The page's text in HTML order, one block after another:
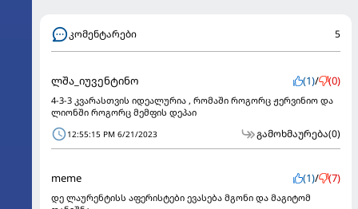
კომენტარები 5
ლშა_იუვენტინო (1)/ (0)
4-3-3 კვარასთვის იდეალურია , რომაში როგორც ჟერვინიო და
ლიონში როგორც მემფის დეპაი
12:55:15 PM 6/21/2023 გამოხმაურება(0)
meme (1)/ (7)
დე ლაურენტისს აფერისტები ევასება მგონი და მაგიტომ